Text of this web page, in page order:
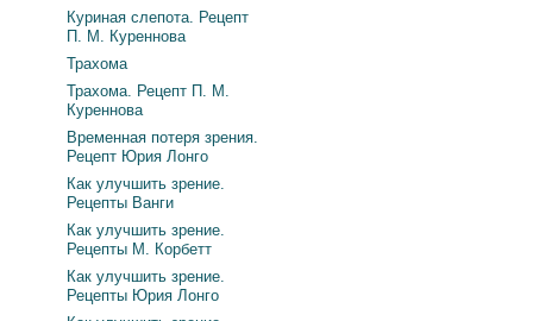
Куриная слепота. Рецепт
П. М. Куреннова
Трахома
Трахома. Рецепт П. М.
Куреннова
Временная потеря зрения.
Рецепт Юрия Лонго
Как улучшить зрение.
Рецепты Ванги
Как улучшить зрение.
Рецепты М. Корбетт
Как улучшить зрение.
Рецепты Юрия Лонго